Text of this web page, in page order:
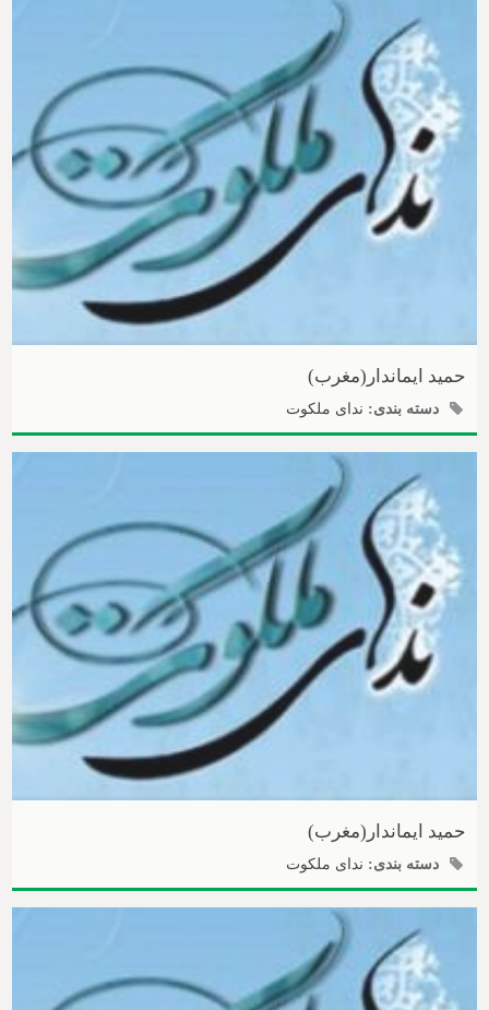
حمید ایماندار(مغرب)
دسته بندی: ندای ملکوت
حمید ایماندار(مغرب)
دسته بندی: ندای ملکوت